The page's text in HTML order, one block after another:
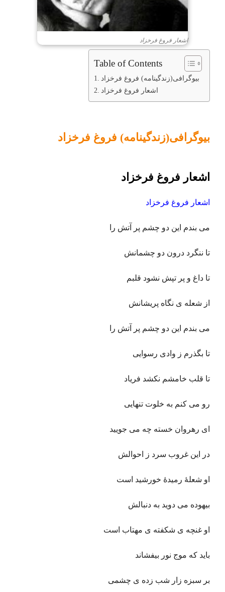
اشعار فروغ فرخزاد
Table of Contents
بیوگرافی(زندگینامه) فروغ فرخزاد
اشعار فروغ فرخزاد
بیوگرافی(زندگینامه) فروغ فرخزاد
اشعار فروغ فرخزاد
اشعار فروغ فرخزاد
می بندم این دو چشم پر آتش را
تا ننگرد درون دو چشمانش
تا داغ و پر تپش نشود قلبم
از شعله ی نگاه پریشانش
می بندم این دو چشم پر آتش را
تا بگذرم ز وادی رسوایی
تا قلب خامشم نکشد فریاد
رو می کنم به خلوت تنهایی
ای رهروان خسته چه می جویید
در این غروب سرد ز احوالش
او شعلۀ رمیدۀ خورشید است
بیهوده می دوید به دنبالش
او غنچه ی شکفته ی مهتاب است
باید که موج نور بیفشاند
بر سبزه زار شب زده ی چشمی